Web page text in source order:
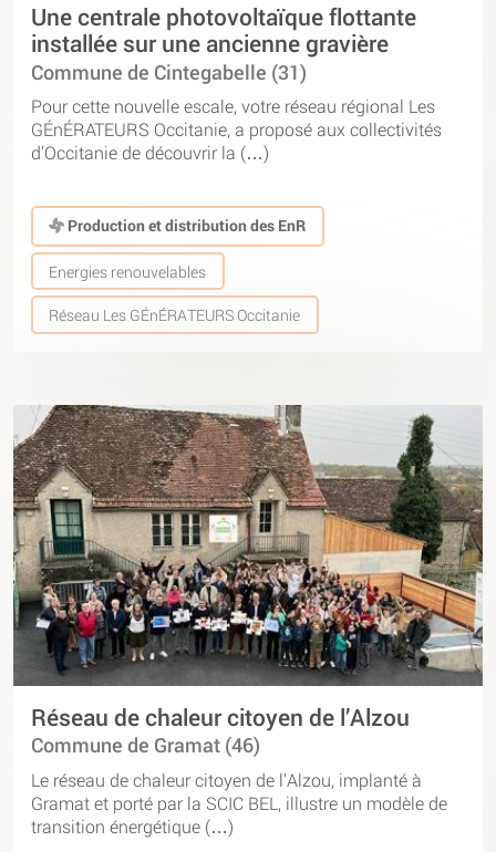
Une centrale photovoltaïque flottante
installée sur une ancienne gravière
Commune de Cintegabelle (31)
Pour cette nouvelle escale, votre réseau régional Les
GÉnÉRATEURS Occitanie, a proposé aux collectivités
d’Occitanie de découvrir la (…)
Production et distribution des EnR
Energies renouvelables
Réseau Les GÉnÉRATEURS Occitanie
Réseau de chaleur citoyen de l’Alzou
Commune de Gramat (46)
Le réseau de chaleur citoyen de l’Alzou, implanté à
Gramat et porté par la SCIC BEL, illustre un modèle de
transition énergétique (…)